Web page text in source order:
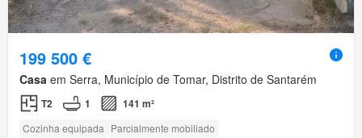
199 500 €
Casa em Serra, Município de Tomar, Distrito de Santarém
T2 1 141 m²
Cozinha equipada Parcialmente mobiliado